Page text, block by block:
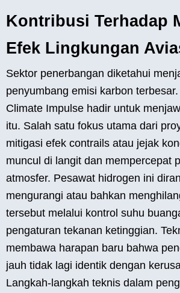
Kontribusi Terhadap
Efek Lingkungan
Sektor penerbangan diketahui
penyumbang emisi karbon
Climate Impulse hadir untuk
itu. Salah satu fokus utama dari
mitigasi efek contrails atau jejak
muncul di langit dan mempercepat
atmosfer. Pesawat hidrogen ini
mengurangi atau bahkan
tersebut melalui kontrol suhu
pengaturan tekanan ketinggian.
membawa harapan baru bahwa
jauh tidak lagi identik dengan
Langkah-langkah teknis dalam